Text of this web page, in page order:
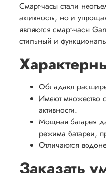
Смарт-часы стали
активность, но и
являются смарт-часы
стильный и
Обладают
Имеют множество
активности.
Мощная батарея
режима батареи,
Отличаются
Заказать